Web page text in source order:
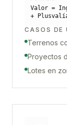
Valor =
+
CASOS DE
Terrenos
Proyectos
Lotes en